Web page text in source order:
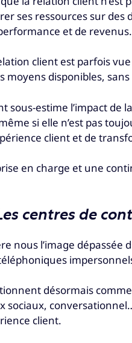
ses ressources sur
et de revenus.
client est parfois
moyens disponibles,
sous-estime l’impact de
si elle n’est pas
client et de
en charge et une
centres de
nous l’image
désormais
sociaux,
client.